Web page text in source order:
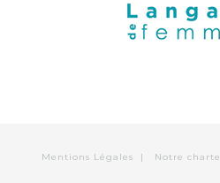
Mentions Légales | Notre charte